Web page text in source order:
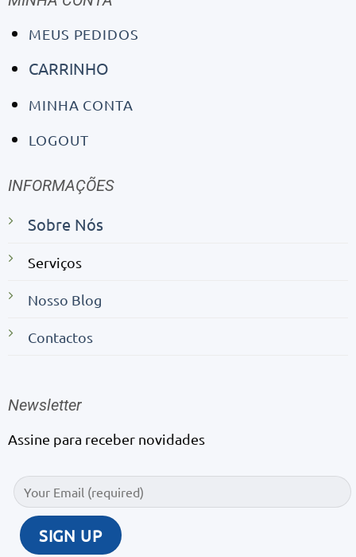
MEUS PEDIDOS
CARRINHO
MINHA CONTA
LOGOUT
INFORMAÇÕES
Sobre Nós
Serviços
Nosso Blog
Contactos
Newsletter
Assine para receber novidades